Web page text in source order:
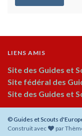
LIENS AMIS
Site des Guides et
Site fédéral des
Site des Guides et
© Guides et Scouts
Construit avec
par